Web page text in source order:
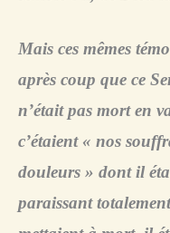
Mais ces mêmes
après coup que ce
n’était pas mort en
c’étaient « nos
douleurs » dont il
paraissant